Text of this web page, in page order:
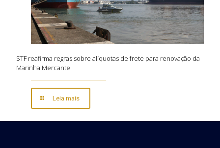
STF reafirma regras sobre alíquotas de frete para renovação da
Marinha Mercante
Leia mais